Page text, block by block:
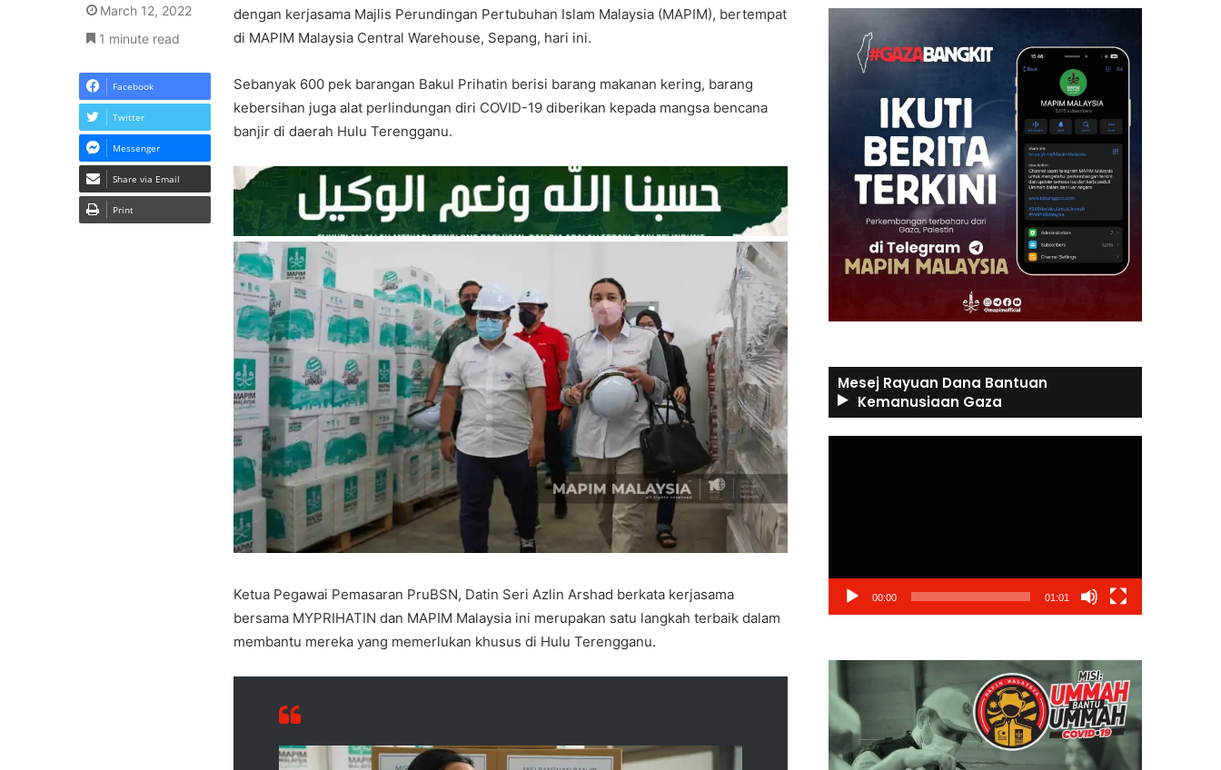
dengan kerjasama Majlis Perundingan Pertubuhan Islam Malaysia (MAPIM), bertempat
di MAPIM Malaysia Central Warehouse, Sepang, hari ini.
Sebanyak 600 pek barangan Bakul Prihatin berisi barang makanan kering, barang
kebersihan juga alat perlindungan diri COVID-19 diberikan kepada mangsa bencana
banjir di daerah Hulu Terengganu.
Ketua Pegawai Pemasaran PruBSN, Datin Seri Azlin Arshad berkata kerjasama
bersama MYPRIHATIN dan MAPIM Malaysia ini merupakan satu langkah terbaik dalam
membantu mereka yang memerlukan khusus di Hulu Terengganu.
March 12, 2022
1 minute read
Facebook
Twitter
Messenger
Share via Email
Print
Mesej Rayuan Dana Bantuan
Kemanusiaan Gaza
00:00 01:01